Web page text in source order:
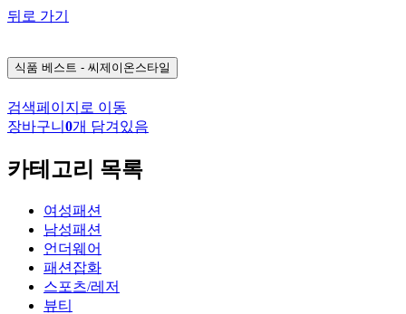
뒤로 가기
식품 베스트 - 씨제이온스타일
검색페이지로 이동
장바구니 0개 담겨있음
카테고리 목록
여성패션
남성패션
언더웨어
패션잡화
스포츠/레저
뷰티